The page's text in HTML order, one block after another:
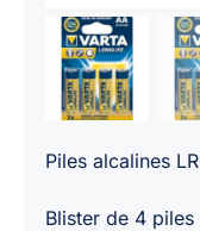
Piles alcalines
Blister de 4 piles